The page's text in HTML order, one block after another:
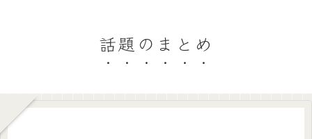
話題のまとめ